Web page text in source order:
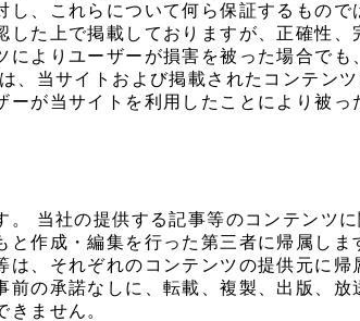
、これらについて何ら保証するもので
た上で掲載しておりますが、正確性、
よりユーザーが損害を被った場合でも
、当サイトおよび掲載されたコンテン
が当サイトを利用したことにより被っ
当社の提供する記事等のコンテンツ
作成・編集を行った第三者に帰属しま
、それぞれのコンテンツの提供元に帰
の承諾なしに、転載、複製、出版、放
ません。